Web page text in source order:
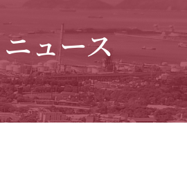
ニュース